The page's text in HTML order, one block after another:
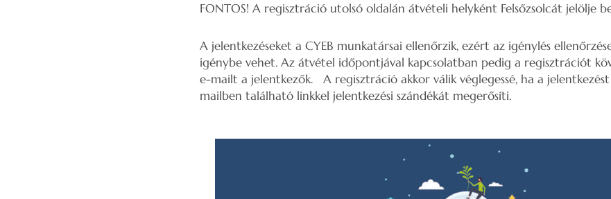
FONTOS! A regisztráció utolsó oldalán átvételi helyként Felsőzsolcát jelölje
A jelentkezéseket a CYEB munkatársai ellenőrzik, ezért az igénylés
igénybe vehet. Az átvétel időpontjával kapcsolatban pedig a regisztrációt
e-mailt a jelentkezők. A regisztráció akkor válik véglegessé, ha a jelentkezést
mailben található linkkel jelentkezési szándékát megerősíti.